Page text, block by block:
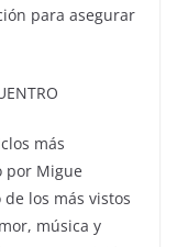
para asegurar
más
por Migue
los más vistos
música y